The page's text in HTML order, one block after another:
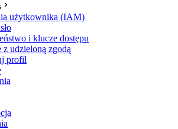
użytkownika (IAM)
i klucze dostępu
udzieloną zgodą
profil